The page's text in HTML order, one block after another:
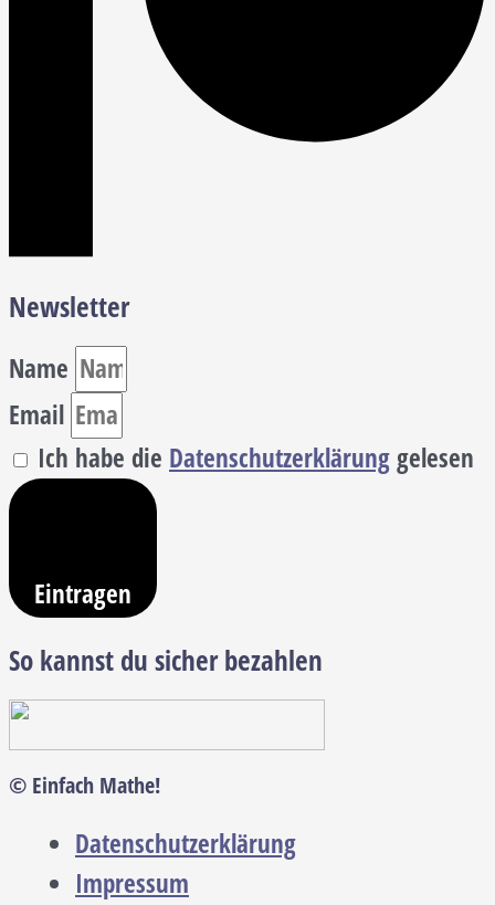
Newsletter
Name
Email
Ich habe die Datenschutzerklärunggelesen
Eintragen
So kannst du sicher bezahlen
© Einfach Mathe!
Datenschutzerklärung
Impressum